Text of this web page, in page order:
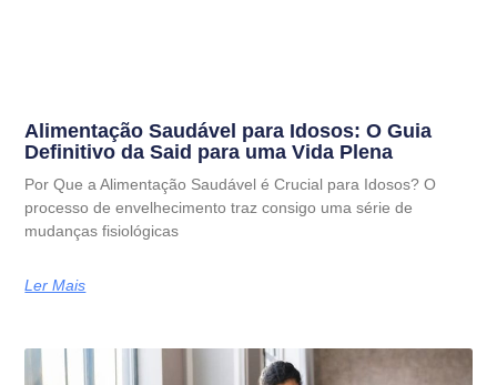
Alimentação Saudável para Idosos: O Guia
Definitivo da Said para uma Vida Plena
Por Que a Alimentação Saudável é Crucial para Idosos? O
processo de envelhecimento traz consigo uma série de
mudanças fisiológicas
Ler Mais